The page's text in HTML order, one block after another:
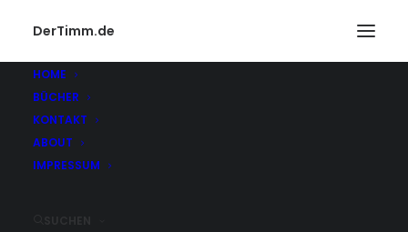
DerTimm.de
HOME
BÜCHER
KONTAKT
ABOUT
IMPRESSUM